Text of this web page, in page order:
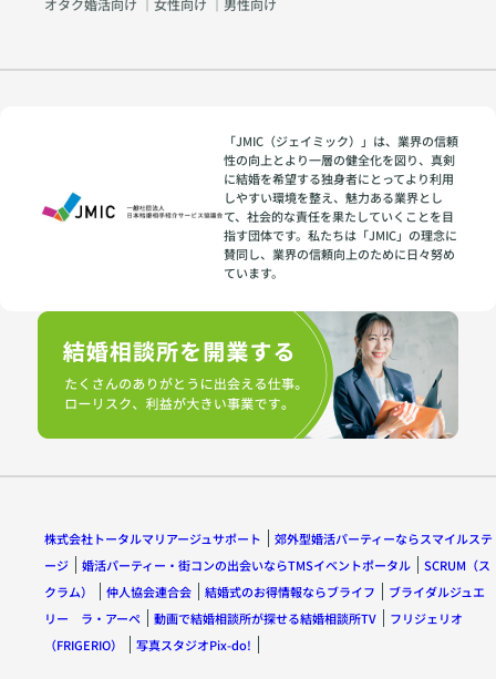
オタク婚活向け 女性向け 男性向け
「JMIC（ジェイミック）」は、業界の信頼
性の向上とより一層の健全化を図り、真剣
に結婚を希望する独身者にとってより利用
しやすい環境を整え、魅力ある業界とし
て、社会的な責任を果たしていくことを目
指す団体です。私たちは「JMIC」の理念に
賛同し、業界の信頼向上のために日々努め
ています。
株式会社トータルマリアージュサポート
郊外型婚活パーティーならスマイルステ
ージ
婚活パーティー・街コンの出会いならTMSイベントポータル
SCRUM（ス
クラム）
仲人協会連合会 結婚式のお得情報ならブライフ
ブライダルジュエ
リー ラ・アーペ
動画で結婚相談所が探せる結婚相談所TV
フリジェリオ
（FRIGERIO）
写真スタジオPix-do!